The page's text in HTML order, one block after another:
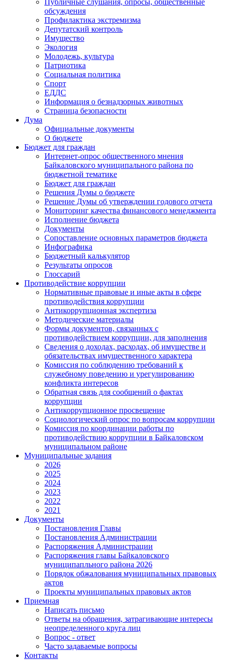
Публичные слушания, опросы, общественные
обсуждения
Профилактика экстремизма
Депутатский контроль
Имущество
Экология
Молодежь, культура
Патриотика
Социальная политика
Спорт
ЕДДС
Информация о безнадзорных животных
Страница безопасности
Дума
Официальные документы
О бюджете
Бюджет для граждан
Интернет-опрос общественного мнения
Байкаловского муниципального района по
бюджетной тематике
Бюджет для граждан
Решения Думы о бюджете
Решение Думы об утверждении годового отчета
Мониторинг качества финансового менеджмента
Исполнение бюджета
Документы
Сопоставление основных параметров бюджета
Инфографика
Бюджетный калькулятор
Результаты опросов
Глоссарий
Противодействие коррупции
Нормативные правовые и иные акты в сфере
противодействия коррупции
Антикоррупционная экспертиза
Методические материалы
Формы документов, связанных с
противодействием коррупции, для заполнения
Сведения о доходах, расходах, об имуществе и
обязательствах имущественного характера
Комиссия по соблюдению требований к
служебному поведению и урегулированию
конфликта интересов
Обратная связь для сообщений о фактах
коррупции
Антикоррупционное просвещение
Социологический опрос по вопросам коррупции
Комиссия по координации работы по
противодействию коррупции в Байкаловском
муниципальном районе
Муниципальные задания
2026
2025
2024
2023
2022
2021
Документы
Постановления Главы
Постановления Администрации
Распоряжения Администрации
Распоряжения главы Байкаловского
муниципапльного района 2026
Порядок обжалования муниципальных правовых
актов
Проекты муниципальных правовых актов
Приемная
Написать письмо
Ответы на обращения, затрагивающие интересы
неопределенного круга лиц
Вопрос - ответ
Часто задаваемые вопросы
Контакты